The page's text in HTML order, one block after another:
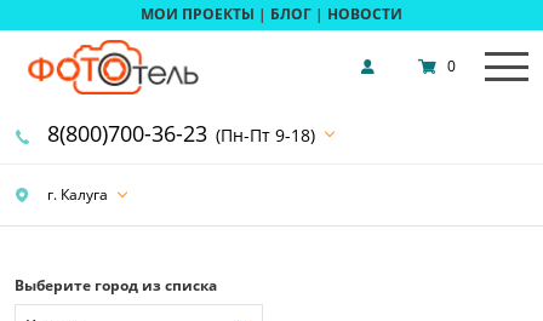
МОИ ПРОЕКТЫ | БЛОГ | НОВОСТИ
г. Калуга
8(800)700-36-23 (Пн-Пт 9-18)
0
Выберите город из списка